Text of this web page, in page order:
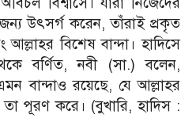
জন্য উৎসর্গ করেন, তাঁরাই প্রকৃত
বিশেষ বান্দা। হাদিসে
বর্ণিত, নবী (সা.) বলেন,
বান্দাও রয়েছে, যে আল্লাহর
পূরণ করে। (বুখারি, হাদিস :